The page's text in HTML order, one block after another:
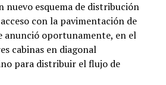
nuevo esquema de distribución
con la pavimentación de
anunció oportunamente, en el
cabinas en diagonal
para distribuir el flujo de